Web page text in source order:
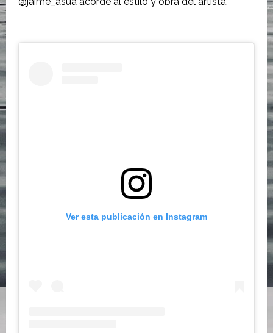
Ver esta publicación en Instagram